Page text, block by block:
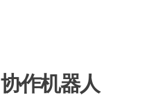
协作机器人